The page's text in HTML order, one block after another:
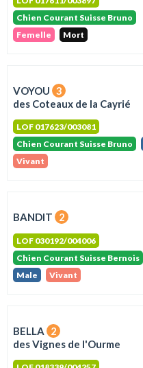
Chien Courant Suisse Bruno
Femelle
Mort
VOYOU 3
des Coteaux de la Cayrié
LOF 017623/003081
Chien Courant Suisse Bruno
Vivant
BANDIT 2
LOF 030192/004006
Chien Courant Suisse Bernois
Male
Vivant
BELLA
2
des Vignes de l'Ourme